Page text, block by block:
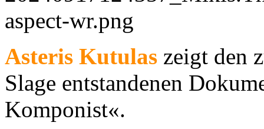
Asteris Kutulas zeigt den
Slage entstandenen
Komponist«.